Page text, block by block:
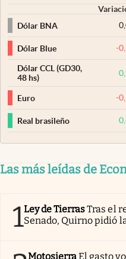
Dólar BNA
Dólar Blue -
Dólar CCL (GD30,
48 hs)
Euro -
Real brasileño
Las más leídas de
1Ley de TierrasTras el
Senado, Quirno pidió
MotosierraEl gasto